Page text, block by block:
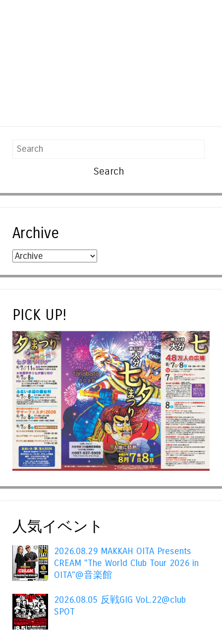
Search
Archive
PICK UP!
人気イベント
2026.08.29 MAKKAH OITA Presents
CREAM "The World Club Tour 2026 in
OITA"@音楽館
2026.08.05 反戦GIG VoL.22@club
SPOT